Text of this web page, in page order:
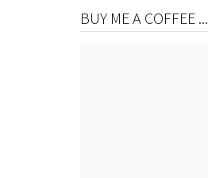
BUY ME A COFFEE ...